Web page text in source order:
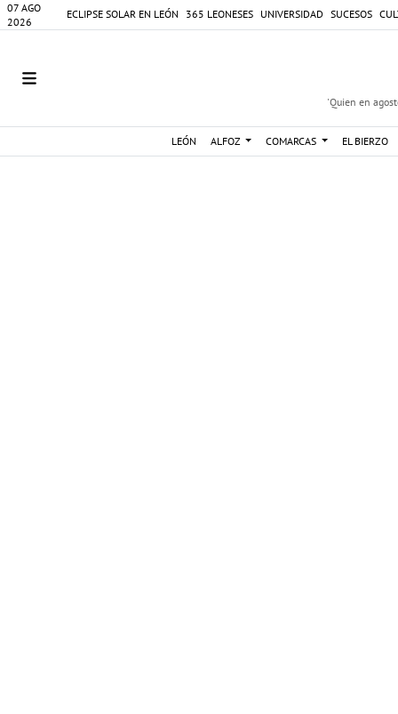
07 AGO
2026
ECLIPSE SOLAR EN LEÓN 365 LEONESES UNIVERSIDAD SUCESOS
'Quien en
LEÓN ALFOZ COMARCAS EL BIERZO